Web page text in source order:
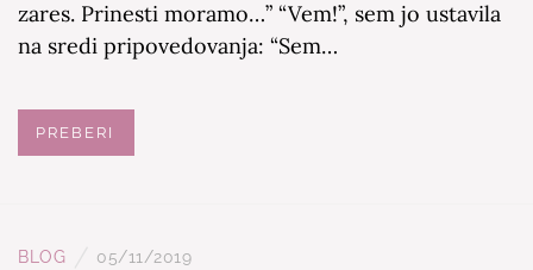
zares. Prinesti moramo…” “Vem!”, sem jo ustavila
na sredi pripovedovanja: “Sem…
PREBERI
BLOG 05/11/2019